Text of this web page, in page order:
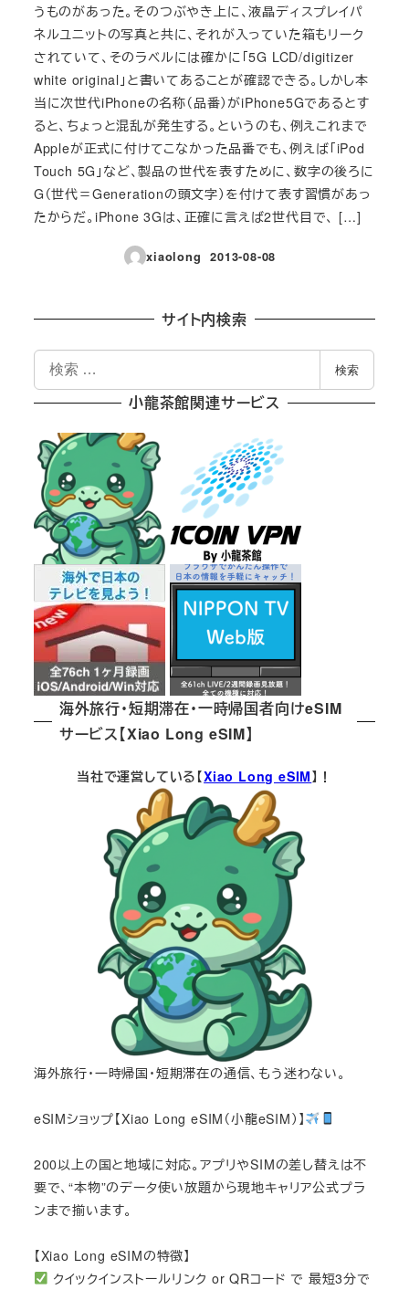
うものがあった。そのつぶやき上に、液晶ディスプレイパ
ネルユニットの写真と共に、それが入っていた箱もリーク
されていて、そのラベルには確かに「5G LCD/digitizer
white original」と書いてあることが確認できる。しかし本
当に次世代iPhoneの名称（品番）がiPhone5Gであるとす
ると、ちょっと混乱が発生する。というのも、例えこれまで
Appleが正式に付けてこなかった品番でも、例えば「iPod
Touch 5G」など、製品の世代を表すために、数字の後ろに
G（世代＝Generationの頭文字）を付けて表す習慣があっ
たからだ。iPhone 3Gは、正確に言えば2世代目で、 […]
xiaolong
投稿日
2013-08-08
サイト内検索
索
検索
小龍茶館関連サービス
海外旅行・短期滞在・一時帰国者向けeSIM
サービス【Xiao Long eSIM】
当社で運営している【Xiao Long eSIM】！
海外旅行・一時帰国・短期滞在の通信、もう迷わない。
eSIMショップ【Xiao Long eSIM（小龍eSIM）】
200以上の国と地域に対応。アプリやSIMの差し替えは不
要で、“本物”のデータ使い放題から現地キャリア公式プラ
ンまで揃います。
【Xiao Long eSIMの特徴】
クイックインストールリンク or QRコード で 最短3分で